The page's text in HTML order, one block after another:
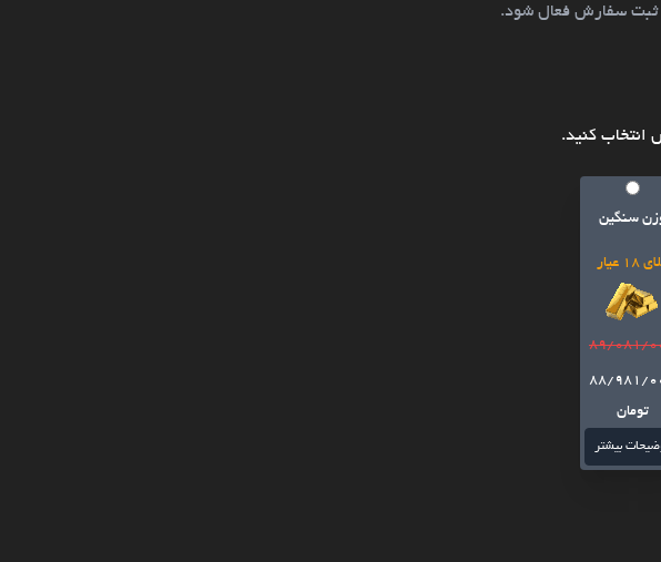
ثبت سفارش فعال شود.
کنید.
سنگین
18 عیار
89/081/
88/981/
تومان
بیشتر